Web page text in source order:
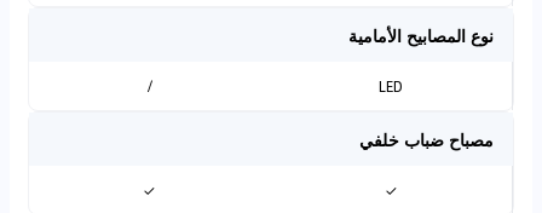
نوع المصابيح الأمامية
LED
/
مصباح ضباب خلفي
✓
✓